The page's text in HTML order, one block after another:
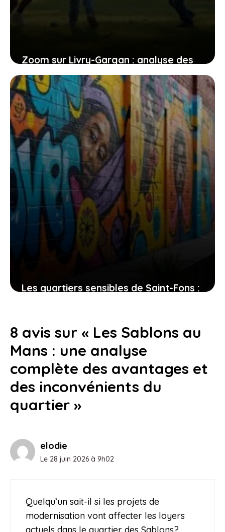
Zoom sur Livry-Gargan : analyse des
tensions et des initiatives en matière
d’éducation et de sécurité
29 juin 2026
Les quartiers sensibles de Saint-Fons :
8 juin 2026
8 avis sur « Les Sablons au
Mans : une analyse
complète des avantages et
des inconvénients du
quartier »
elodie
Le 28 juin 2026 à 9h02
Quelqu’un sait-il si les projets de
modernisation vont affecter les loyers